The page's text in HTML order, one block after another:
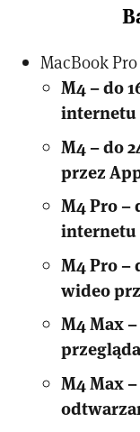
MacBook Pro
M4 – do
internetu
M4 – do
przez
M4 Pro –
internetu
M4 Pro –
wideo
M4 Max
M4 Max